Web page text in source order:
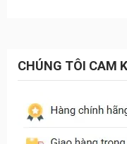
CHÚNG TÔI CAM